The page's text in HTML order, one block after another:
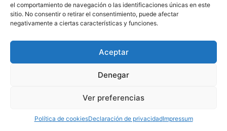
el comportamiento de navegación o las identificaciones únicas en este
sitio. No consentir o retirar el consentimiento, puede afectar
negativamente a ciertas características y funciones.
Aceptar
Denegar
Ver preferencias
Política de cookiesDeclaración de privacidadImpressum
910 607 564
derechos reservados